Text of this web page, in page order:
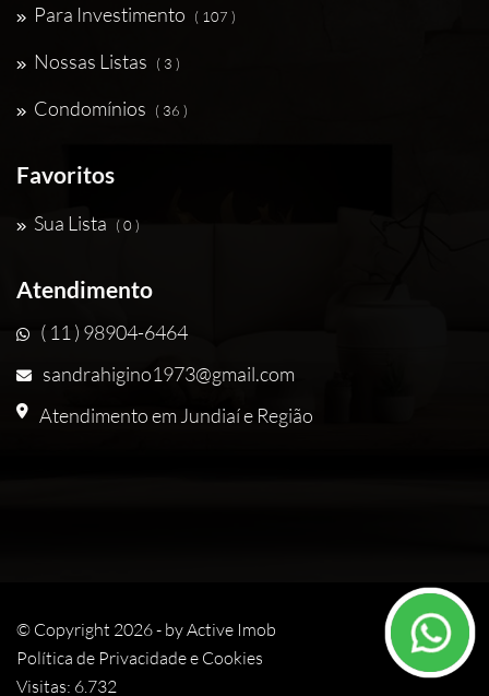
Para Investimento ( 107 )
Nossas Listas ( 3 )
Condomínios ( 36 )
Favoritos
Sua Lista ( 0 )
Atendimento
( 11 ) 98904-6464
sandrahigino1973@gmail.com
Atendimento em Jundiaí e Região
© Copyright 2026 - byActive Imob
Política de Privacidade e Cookies
Visitas: 6.732